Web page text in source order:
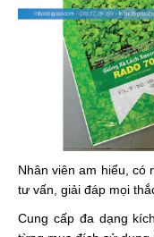
Nhân viên am hiểu, có
tư vấn, giải đáp mọi
Cung cấp đa dạng